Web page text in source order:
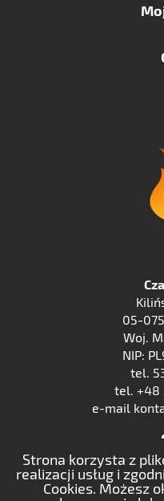
Strona korzysta z
realizacji usług i
Cookies. Możesz
05-
Woj.
NIP:
tel.
tel. +48
e-mail